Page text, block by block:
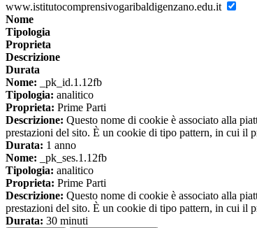
www.istitutocomprensivogaribaldigenzano.edu.it
Nome
Tipologia
Proprieta
Descrizione
Durata
Nome: _pk_id.1.12fb
Tipologia: analitico
Proprieta: Prime Parti
Descrizione: Questo nome di cookie è associato alla
prestazioni del sito. È un cookie di tipo pattern, in cui il
Durata: 1 anno
Nome: _pk_ses.1.12fb
Tipologia: analitico
Proprieta: Prime Parti
Descrizione: Questo nome di cookie è associato alla
prestazioni del sito. È un cookie di tipo pattern, in cui il
Durata: 30 minuti